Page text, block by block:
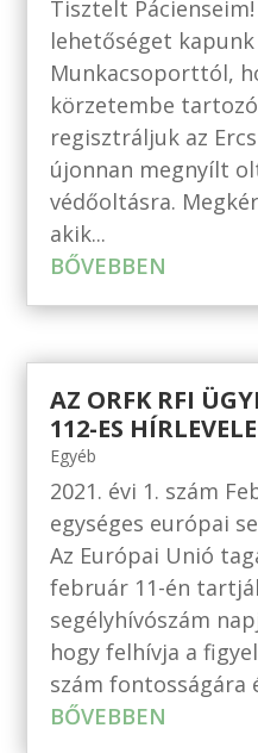
Tisztelt
lehetőséget
Munkacsoporttól,
körzetembe
regisztráljuk az
újonnan megnyílt
védőoltásra.
akik...
BŐVEBBEN
AZ ORFK RFI
112-ES HÍRLEVELE
Egyéb
2021. évi 1. szám
egységes európai
Az Európai Unió
február 11-én
segélyhívószám
hogy felhívja a
szám fontosságára
BŐVEBBEN